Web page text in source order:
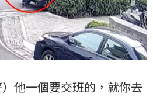
他一個要交班的，就你去